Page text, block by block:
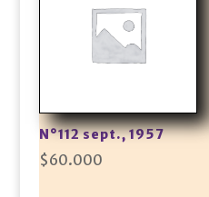
N°112 sept., 1957
$60.000